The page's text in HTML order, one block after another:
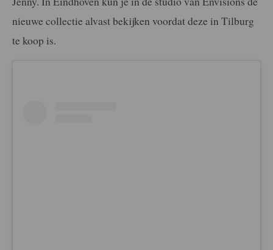
nieuwe collectie alvast bekijken voordat deze in Tilburg
te koop is.